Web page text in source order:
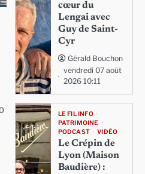
cœur du
Lengai avec
Guy de Saint-
Cyr
Gérald Bouchon
vendredi 07 août
2026 10:11
LE FIL INFO
PATRIMOINE
PODCAST
VIDÉO
Le Crépin de
Lyon (Maison
Baudière) :